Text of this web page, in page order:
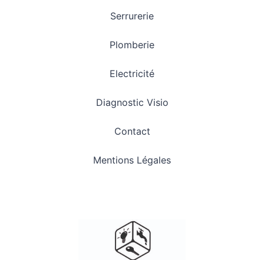
Serrurerie
Plomberie
Electricité
Diagnostic Visio
Contact
Mentions Légales